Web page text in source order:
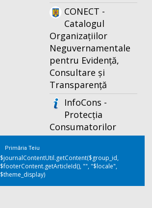
CONECT -
Catalogul
Organizațiilor
Neguvernamentale
pentru Evidență,
Consultare și
Transparență
InfoCons -
Protecția
Consumatorilor
Primăria Teiu
$journalContentUtil.getContent($group_id,
$footerContent.getArticleId(), "", "$locale",
$theme_display)